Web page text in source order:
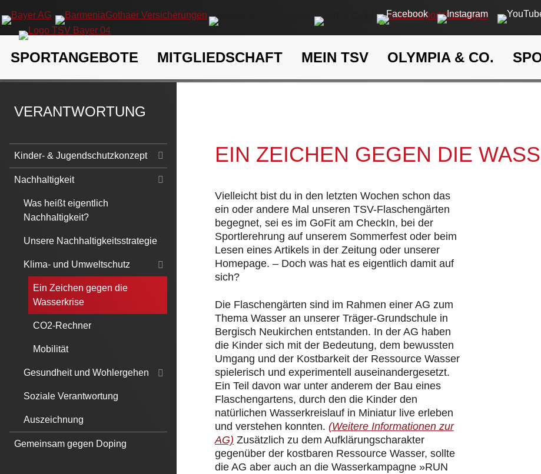
Navigation
überspringen
SPORTANGEBOTE MITGLIEDSCHAFT MEIN TSV OLYMPIA & CO.
EIN ZEICHEN GEGEN DIE
Vielleicht bist du in den letzten Wochen schon das
ein oder andere Mal unseren TSV-Flaschengärten
begegnet, sei es im GoFit am CheckIn, bei der
Sportlerehrung auf unserem Sommerfest oder beim
Lesen eines Artikels in der Zeitung oder unserer
Homepage. – Doch was hat es eigentlich damit auf
sich?
Die Flaschengärten sind im Rahmen einer AG zum
Thema Wasser an unserer Träger-Grundschule in
Bergisch Neukirchen entstanden. In der AG haben
die Kinder sich mit der Bedeutung, dem bewussten
Umgang und der Kostbarkeit der Ressource Wasser
spielerisch und experimentell auseinandergesetzt.
Ein Teil davon war unter anderem der Bau eines
Flaschengartens, durch den die Kinder den
natürlichen Wasserkreislauf in Miniatur live erleben
und verstehen konnten. (Weitere Informationen zur
AG) Zusätzlich zu dem Aufklärungscharakter
gegenüber der kostbaren Ressource Wasser, sollte
die AG aber auch an die Wasserkampagne »RUN
VERANTWORTUNG
Navigation
überspringen
Kinder- & Jugendschutzkonzept
Nachhaltigkeit
Was heißt eigentlich
Nachhaltigkeit?
Unsere Nachhaltigkeitsstrategie
Klima- und Umweltschutz
Ein Zeichen gegen die
Wasserkrise
CO2-Rechner
Mobilität
Gesundheit und Wohlergehen
Soziale Verantwortung
Auszeichnung
Gemeinsam gegen Doping